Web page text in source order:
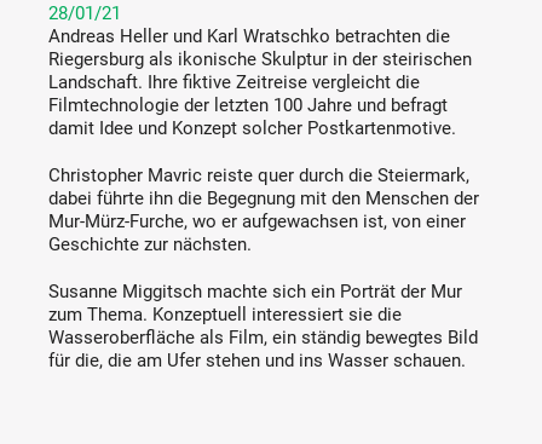
28/01/21
Andreas Heller und Karl Wratschko betrachten die
Riegersburg als ikonische Skulptur in der steirischen
Landschaft. Ihre fiktive Zeitreise vergleicht die
Filmtechnologie der letzten 100 Jahre und befragt
damit Idee und Konzept solcher Postkartenmotive.
Christopher Mavric reiste quer durch die Steiermark,
dabei führte ihn die Begegnung mit den Menschen der
Mur-Mürz-Furche, wo er aufgewachsen ist, von einer
Geschichte zur nächsten.
Susanne Miggitsch machte sich ein Porträt der Mur
zum Thema. Konzeptuell interessiert sie die
Wasseroberfläche als Film, ein ständig bewegtes Bild
für die, die am Ufer stehen und ins Wasser schauen.